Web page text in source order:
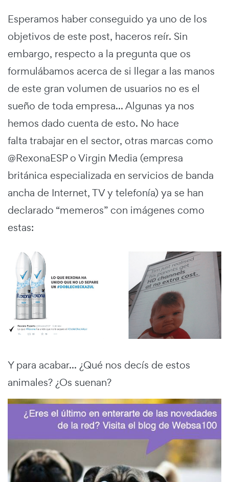
Esperamos haber conseguido ya uno de los
objetivos de este post, haceros reír. Sin
embargo, respecto a la pregunta que os
formulábamos acerca de si llegar a las manos
de este gran volumen de usuarios no es el
sueño de toda empresa... Algunas ya nos
hemos dado cuenta de esto. No hace
falta trabajar en el sector, otras marcas como
@RexonaESP o Virgin Media (empresa
británica especializada en servicios de banda
ancha de Internet, TV y telefonía) ya se han
declarado “memeros” con imágenes como
estas:
Y para acabar... ¿Qué nos decís de estos
animales? ¿Os suenan?